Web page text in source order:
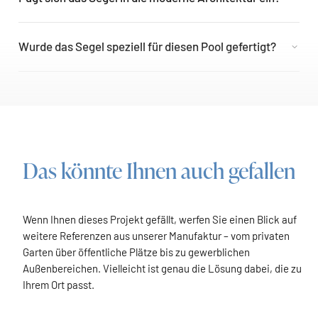
Wurde das Segel speziell für diesen Pool gefertigt?
Das könnte Ihnen auch gefallen
Wenn Ihnen dieses Projekt gefällt, werfen Sie einen Blick auf
weitere Referenzen aus unserer Manufaktur – vom privaten
Garten über öffentliche Plätze bis zu gewerblichen
Außenbereichen. Vielleicht ist genau die Lösung dabei, die zu
Ihrem Ort passt.